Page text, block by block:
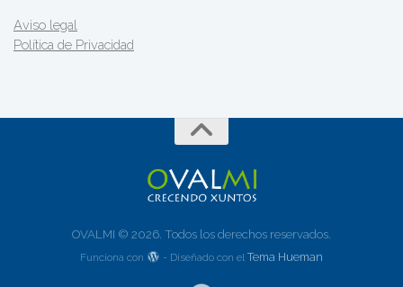
Aviso legal
Política de Privacidad
OVALMI © 2026. Todos los derechos reservados.
Funciona con - Diseñado con elTema Hueman